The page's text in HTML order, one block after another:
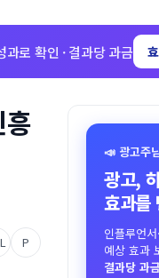
로 확인 · 결과당 과금
P
📣 광고주
광고,
효과를
인플루언
예상 효과
결과당 과금